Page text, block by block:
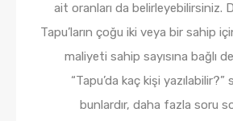
ait oranları da belirleyebilirsiniz.
Tapu’ların çoğu iki veya bir sahip
maliyeti sahip sayısına bağlı
“Tapu’da kaç kişi
bunlardır, daha fazla soru